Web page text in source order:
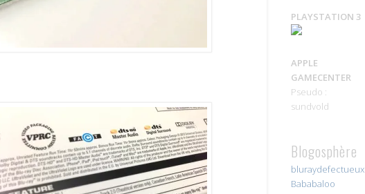
PLAYSTATION 3
APPLE
GAMECENTER
Pseudo :
sundvold
Blogosphère
bluraydefectueux
Bababaloo